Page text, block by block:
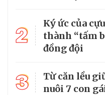
2
Ký ức của
thành “tấm
đồng đội
3
Từ căn lều
nuôi 7 con